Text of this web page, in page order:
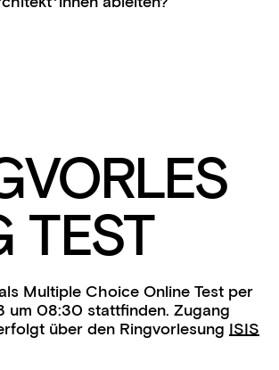
TEST
Multiple Choice Online Test per
um 08:30 stattfinden. Zugang
über den Ringvorlesung
ISIS